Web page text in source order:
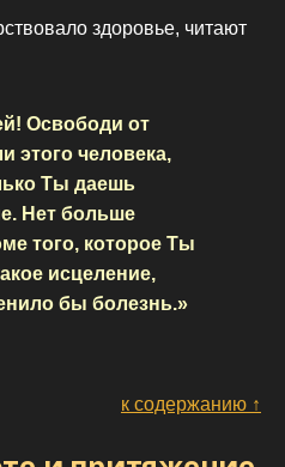
здоровье, читают
Освободи от
этого человека,
Ты даешь
Нет больше
того, которое Ты
исцеление,
бы болезнь.»
к содержанию ↑